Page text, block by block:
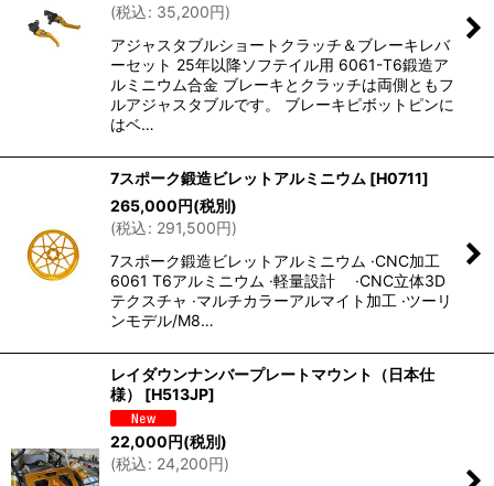
(税込: 35,200円)
アジャスタブルショートクラッチ＆ブレーキレバ
ーセット 25年以降ソフテイル用 6061-T6鍛造ア
ルミニウム合金 ブレーキとクラッチは両側ともフ
ルアジャスタブルです。 ブレーキピボットピンに
はベ…
7スポーク鍛造ビレットアルミニウム [H0711]
265,000円(税別)
(税込: 291,500円)
7スポーク鍛造ビレットアルミニウム ·CNC加工
6061 T6アルミニウム ·軽量設計 ·CNC立体3D
テクスチャ ·マルチカラーアルマイト加工 ·ツーリ
ンモデル/M8…
レイダウンナンバープレートマウント（日本仕
様）
[H513JP]
22,000 円(税別)
(税込: 24,200円)